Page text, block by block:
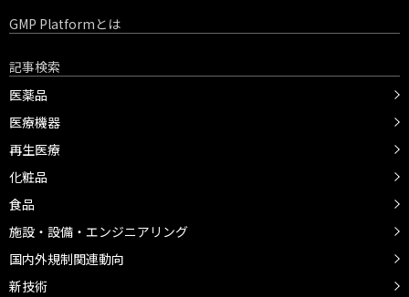
GMP Platformとは
記事検索
医薬品
医療機器
再生医療
化粧品
食品
施設・設備・エンジニアリング
国内外規制関連動向
新技術